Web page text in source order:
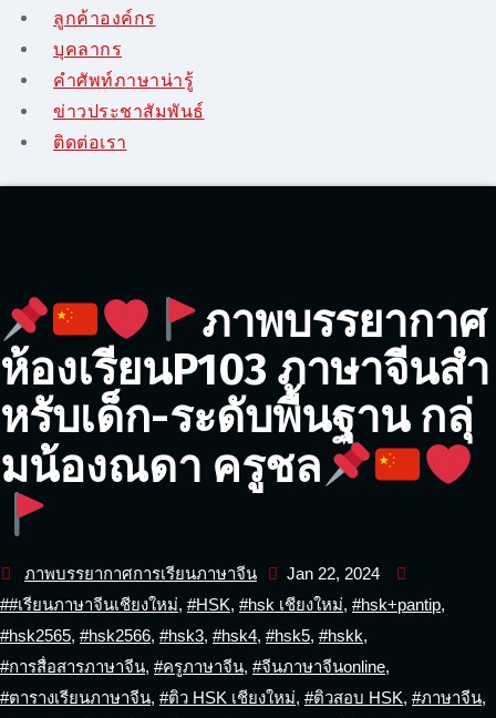
ลูกค้าองค์กร
บุคลากร
คําศัพท์ภาษาน่ารู้
ข่าวประชาสัมพันธ์
ติดต่อเรา
ภาพบรรยากาศ
ห้องเรียนP103 ภาษาจีนสำ
หรับเด็ก-ระดับพื้นฐาน กลุ่
มน้องณดา ครูชล
ภาพบรรยากาศการเรียนภาษาจีน
Jan 22, 2024
##เรียนภาษาจีนเชียงใหม่, #HSK, #hsk เชียงใหม่, #hsk+pantip,
#hsk2565, #hsk2566, #hsk3, #hsk4, #hsk5, #hskk,
#การสื่อสารภาษาจีน, #ครูภาษาจีน, #จีนภาษาจีนonline,
#ตารางเรียนภาษาจีน, #ติว HSK เชียงใหม่, #ติวสอบ HSK, #ภาษาจีน,